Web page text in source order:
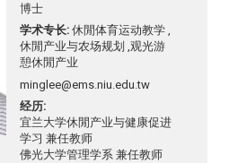
博士
学术专长 休閒体育运动教学 ,
休閒产业与农场规划 ,观光游
憩休閒产业
minglee@ems.niu.edu.tw
经历
宜兰大学休閒产业与健康促进
学习 兼任教师
佛光大学管理学系 兼任教师